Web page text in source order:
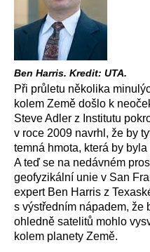
Ben Harris. Kredit: UTA.
Při průletu několika
kolem Země došlo k
Steve Adler z Institutu
v roce 2009 navrhl, že by
temná hmota, která by
A teď se na nedávném
geofyzikální unie v San
expert Ben Harris z
s výstředním nápadem, že
ohledně satelitů mohlo
kolem planety Země.